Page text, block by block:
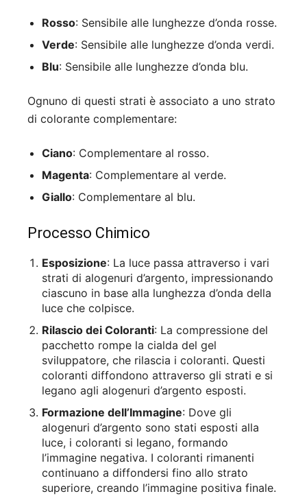
Rosso: Sensibile alle lunghezze d’onda rosse.
Verde: Sensibile alle lunghezze d’onda verdi.
Blu: Sensibile alle lunghezze d’onda blu.
Ognuno di questi strati è associato a uno strato
di colorante complementare:
Ciano: Complementare al rosso.
Magenta: Complementare al verde.
Giallo: Complementare al blu.
Processo Chimico
Esposizione: La luce passa attraverso i vari
strati di alogenuri d’argento, impressionando
ciascuno in base alla lunghezza d’onda della
luce che colpisce.
Rilascio dei Coloranti: La compressione del
pacchetto rompe la cialda del gel
sviluppatore, che rilascia i coloranti. Questi
coloranti diffondono attraverso gli strati e si
legano agli alogenuri d’argento esposti.
Formazione dell’Immagine: Dove gli
alogenuri d’argento sono stati esposti alla
luce, i coloranti si legano, formando
l’immagine negativa. I coloranti rimanenti
continuano a diffondersi fino allo strato
superiore, creando l’immagine positiva finale.